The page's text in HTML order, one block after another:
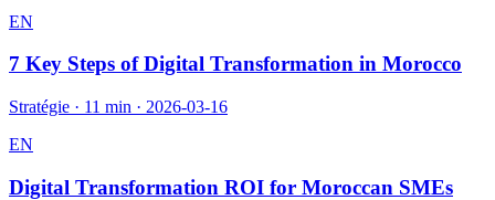
EN
7 Key Steps of Digital Transformation in Morocco
Stratégie · 11 min · 2026-03-16
EN
Digital Transformation ROI for Moroccan SMEs